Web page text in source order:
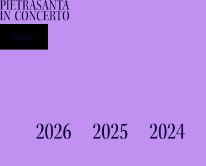
Menu
2026 2025 2024